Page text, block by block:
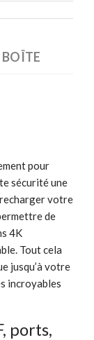
BOÎTE
pour
sécurité une
votre
de
4K
Tout cela
jusqu’à votre
incroyables
ports,